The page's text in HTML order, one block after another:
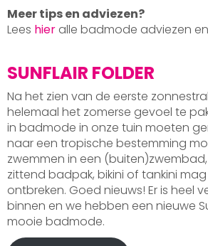
Meer tips en adviezen?
Lees hier alle badmode adviezen
SUNFLAIR FOLDER
Na het zien van de eerste
helemaal het zomerse gevoel te
in badmode in onze tuin moeten
naar een tropische bestemming
zwemmen in een
zittend badpak, bikini of tankini
ontbreken. Goed nieuws! Er is heel
binnen en we hebben een nieuwe
mooie badmode.